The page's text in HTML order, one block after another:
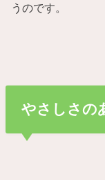
うのです。
やさしさの